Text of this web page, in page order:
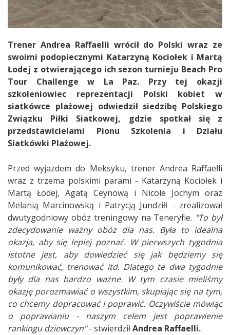
Trener Andrea Raffaelli wrócił do Polski wraz ze
swoimi podopiecznymi Katarzyną Kociołek i Martą
Łodej z otwierającego ich sezon turnieju Beach Pro
Tour Challenge w La Paz. Przy tej okazji
szkoleniowiec reprezentacji Polski kobiet w
siatkówce plażowej odwiedził siedzibę Polskiego
Związku Piłki Siatkowej, gdzie spotkał się z
przedstawicielami Pionu Szkolenia i Działu
Siatkówki Plażowej.
Przed wyjazdem do Meksyku, trener Andrea Raffaelli
wraz z trzema polskimi parami - Katarzyną Kociołek i
Martą Łodej, Agatą Ceynową i Nicole Jochym oraz
Melanią Marcinowską i Patrycją Jundziłł - zrealizował
dwutygodniowy obóz treningowy na Teneryfie. "To był
zdecydowanie ważny obóz dla nas. Była to idealna
okazja, aby się lepiej poznać. W pierwszych tygodnia
istotne jest, aby dowiedzieć się jak będziemy się
komunikować, trenować itd. Dlatego te dwa tygodnie
były dla nas bardzo ważne. W tym czasie mieliśmy
okazję porozmawiać o wszystkim, skupiając się na tym,
co chcemy dopracować i poprawić. Oczywiście mówiąc
o poprawianiu - naszym celem jest poprawienie
rankingu dziewczyn"- stwierdziłAndrea Raffaelli.